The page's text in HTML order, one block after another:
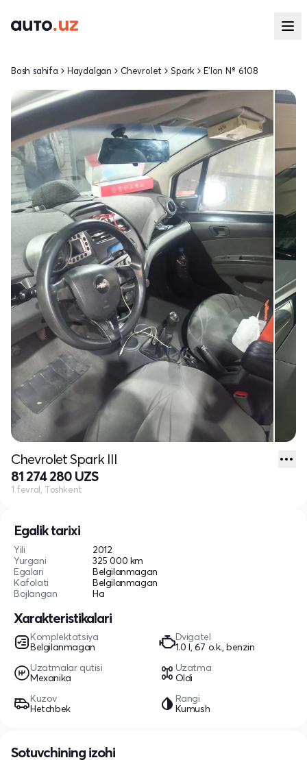
Egalik tarixi
Yili
2012
Yurgani
325 000 km
Egalari
Belgilanmagan
Kafolati
Belgilanmagan
Bojlangan
Ha
Xarakteristikalari
Komplektatsiya
Belgilanmagan
Dvigatel
1.0 l, 67 o.k., benzin
Uzatmalar qutisi
Mexanika
Uzatma
Oldi
Kuzov
Hetchbek
Rangi
Kumush
Bosh sahifa Haydalgan Chevrolet Spark E'lon № 6108
Chevrolet Spark III
81 274 280 UZS
1 fevral, Toshkent
Sotuvchining izohi